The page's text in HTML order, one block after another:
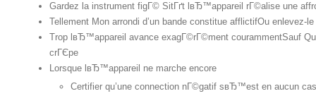
Gardez la instrument figГ© SitГґt lвЂ™appareil rГ©alise une
Tellement Mon arrondi d’un bande constitue afflictifOu enlevez-
Trop lвЂ™appareil avance exagГ©rГ©ment courammentSauf
crГЄpe
Lorsque lвЂ™appareil ne marche encore
Certifier qu’une connection nГ©gatif sвЂ™est en aucun